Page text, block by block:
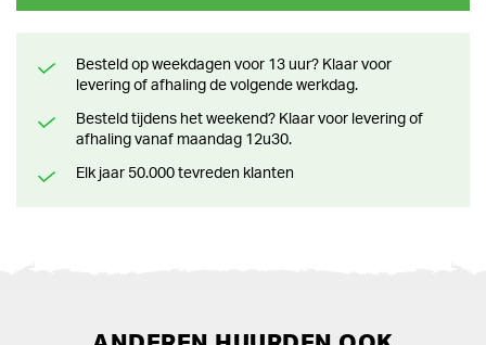
Besteld op weekdagen voor 13 uur? Klaar voor
levering of afhaling de volgende werkdag.
Besteld tijdens het weekend? Klaar voor levering of
afhaling vanaf maandag 12u30.
Elk jaar 50.000 tevreden klanten